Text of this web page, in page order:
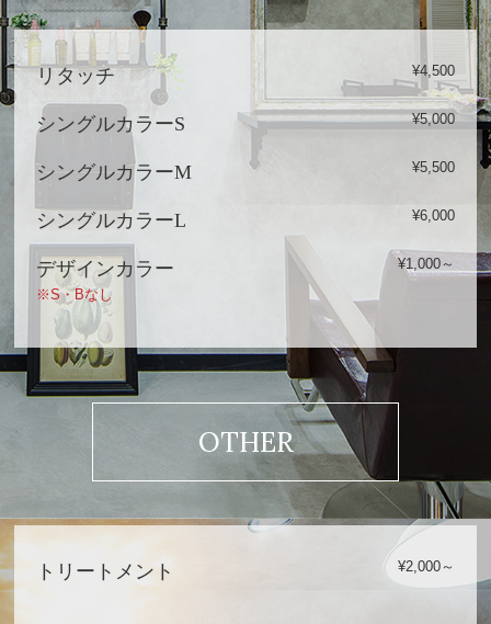
リタッチ ¥4,500
シングルカラーS ¥5,000
シングルカラーM ¥5,500
シングルカラーL ¥6,000
デザインカラー
¥1,000～
※S・Bなし
OTHER
トリートメント ¥2,000～